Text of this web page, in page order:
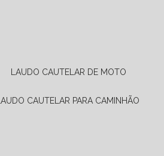
LAUDO CAUTELAR DE MOTO
LAUDO CAUTELAR PARA CAMINHÃO